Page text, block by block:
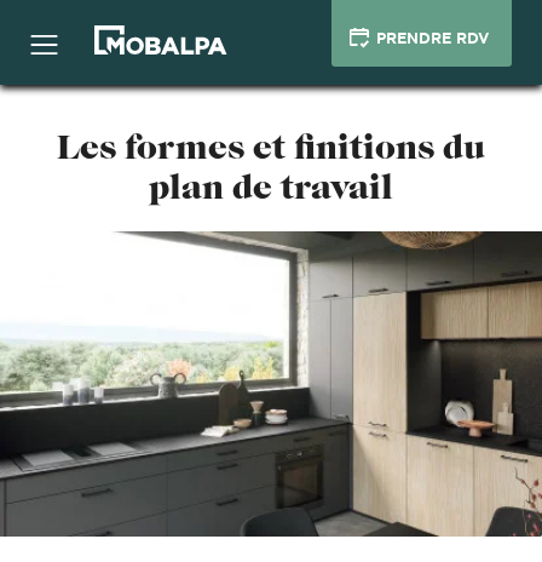
PRENDRE RDV
Les formes et finitions du
plan de travail